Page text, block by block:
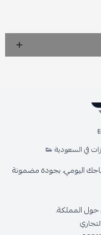
في السعودية 👟
اليومي، بجودة مضمونة